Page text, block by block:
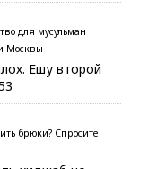
для мусульман
Москвы
Ешу второй
брюки? Спросите